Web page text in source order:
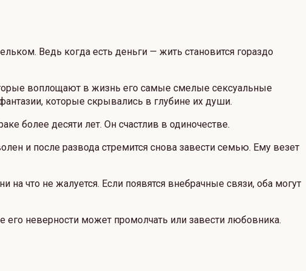
Ведь когда есть деньги — жить становится гораздо
воплощают в жизнь его самые смелые сексуальные
которые скрывались в глубине их души.
более десяти лет. Он счастлив в одиночестве.
и после развода стремится снова завести семью. Ему везет
что не жалуется. Если появятся внебрачные связи, оба могут
его неверности может промолчать или завести любовника.